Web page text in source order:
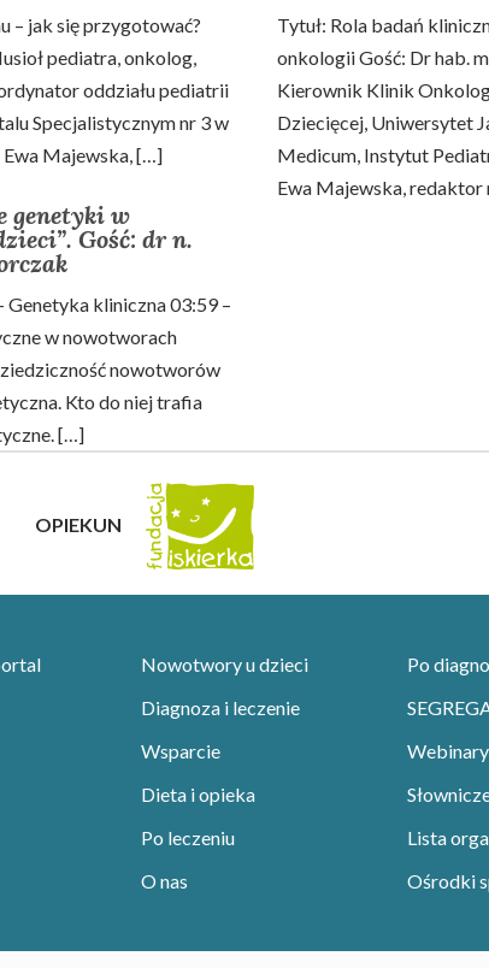
– jak się przygotować?
pediatra, onkolog,
oddziału pediatrii
Specjalistycznym nr 3 w
Majewska, […]
Tytuł: Rola badań
onkologii Gość: Dr hab.
Kierownik Klinik
Dziecięcej, Uniwersytet
Medicum, Instytut
Ewa Majewska, redaktor
genetyki w
Gość: dr n.
Genetyka kliniczna 03:59 –
w nowotworach
nowotworów
Kto do niej trafia
[…]
OPIEKUN
Nowotwory u dzieci
Diagnoza i leczenie
Wsparcie
Dieta i opieka
Po leczeniu
O nas
Po
Webinary
Lista
Ośrodki